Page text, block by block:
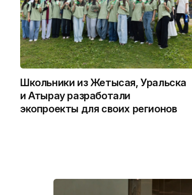
Школьники из Жетысая, Уральска
и Атырау разработали
экопроекты для своих регионов